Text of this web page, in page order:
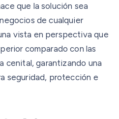
que la solución sea
de cualquier
vista en perspectiva que
comparado con las
cenital, garantizando una
seguridad, protección e